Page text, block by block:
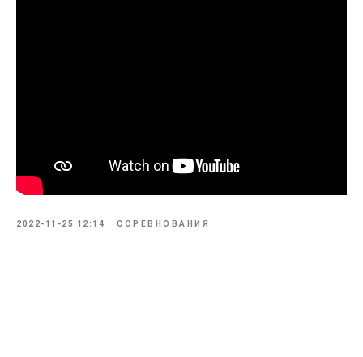
2022-11-25 12:14 СОРЕВНОВАНИЯ